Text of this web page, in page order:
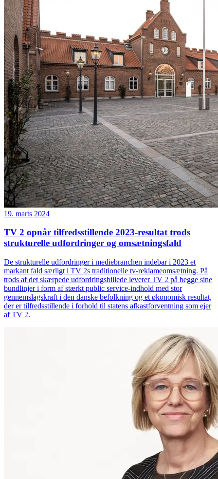
19. marts 2024
TV 2 opnår tilfredsstillende 2023-resultat trods
strukturelle udfordringer og omsætningsfald
De strukturelle udfordringer i mediebranchen indebar i 2023 et
markant fald særligt i TV 2s traditionelle tv-reklameomsætning. På
trods af det skærpede udfordringsbillede leverer TV 2 på begge sine
bundlinjer i form af stærkt public service-indhold med stor
gennemslagskraft i den danske befolkning og et økonomisk resultat,
der er tilfredsstillende i forhold til statens afkastforventning som ejer
af TV 2.